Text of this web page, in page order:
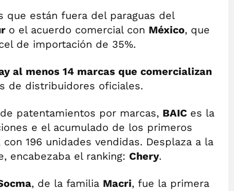
que están fuera del paraguas del
o el acuerdo comercial con México, que
de importación de 35%.
al menos 14 marcas que comercializan
de distribuidores oficiales.
patentamientos por marcas, BAIC es la
e el acumulado de los primeros
196 unidades vendidas. Desplaza a la
encabezaba el ranking: Chery.
, de la familia Macri, fue la primera